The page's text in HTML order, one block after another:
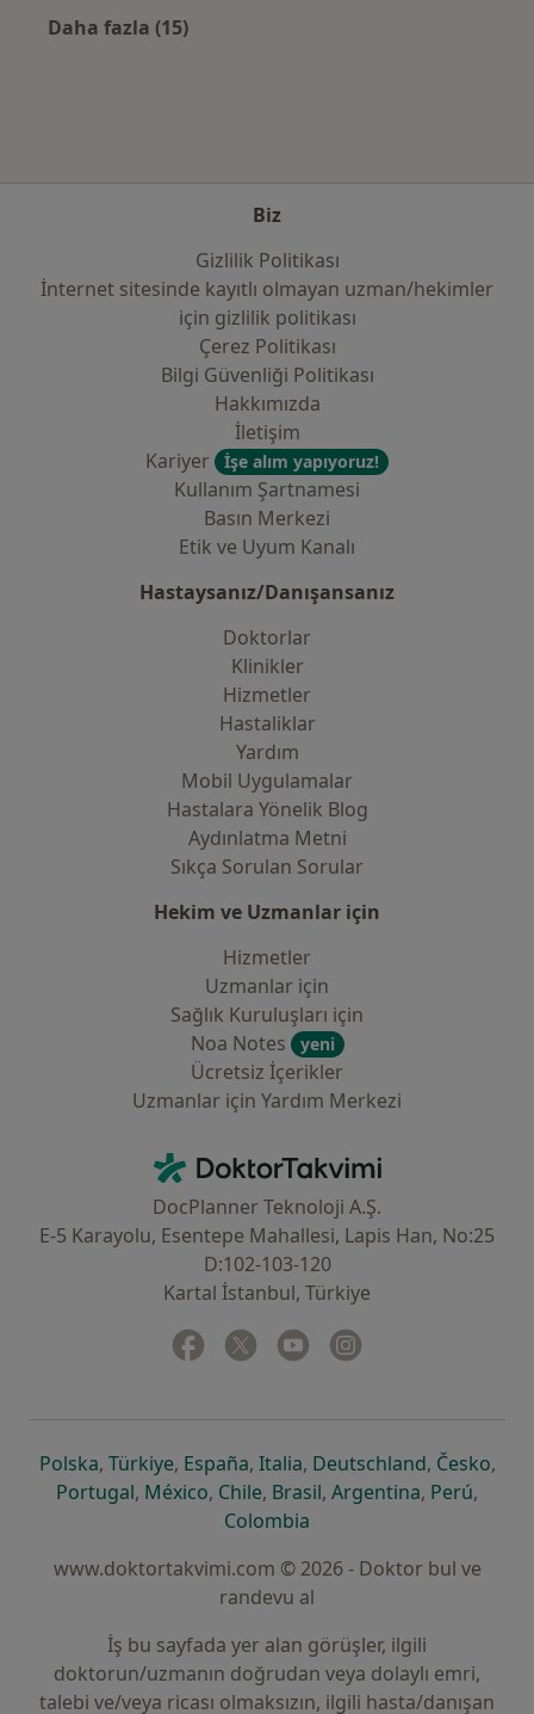
Daha fazla (15)
Biz
Gizlilik Politikası
İnternet sitesinde kayıtlı olmayan uzman/hekimler
i̇çin gizlilik politikası
Çerez Politikası
Bilgi Güvenliği Politikası
Hakkımızda
İletişim
Kariyer
İşe alım yapıyoruz!
Kullanım Şartnamesi
Basın Merkezi
Etik ve Uyum Kanalı
Hastaysanız/Danışansanız
Doktorlar
Klinikler
Hizmetler
Hastaliklar
Yardım
Mobil Uygulamalar
Hastalara Yönelik Blog
Aydınlatma Metni
Sıkça Sorulan Sorular
Hekim ve Uzmanlar için
Hizmetler
Uzmanlar için
Sağlık Kuruluşları için
Noa Notes
yeni
Ücretsiz İçerikler
Uzmanlar için Yardım Merkezi
DoktorTakvimi - Ana Sayfa
DocPlanner Teknoloji A.Ş.
E-5 Karayolu, Esentepe Mahallesi, Lapis Han, No:25
D:102-103-120
Kartal İstanbul, Türkiye
Facebook
yeni bir sekmede açılır
Twitter
yeni bir sekmede açılır
Youtube
yeni bir sekmede açılır
Polskayeni bir sekmede açılır
, Türkiyeyeni bir sekmede açılır
, Españayeni bir sekmede açılır
, Italiayeni bir sekmede açılır
, Deutschlandyeni bir
, Českoyeni
,
Portugalyeni bir sekmede açılır
, Méxicoyeni bir sekmede açılır
, Chileyeni bir sekmede açılır
, Brasilyeni bir sekmede açılır
, Argentinayeni bir
, Perúyeni
,
Colombia
www.doktortakvimi.com © 2026 - Doktor bul ve
randevu al
İş bu sayfada yer alan görüşler, ilgili
doktorun/uzmanın doğrudan veya dolaylı emri,
talebi ve/veya ricası olmaksızın, ilgili hasta/danışan